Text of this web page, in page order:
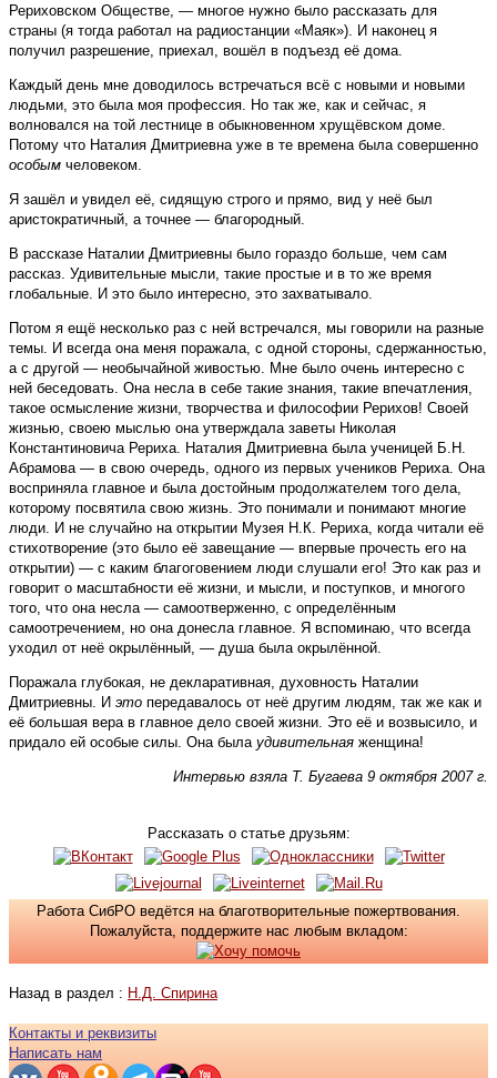
Рериховском Обществе, — многое нужно было рассказать для
страны (я тогда работал на радиостанции «Маяк»). И наконец я
получил разрешение, приехал, вошёл в подъезд её дома.
Каждый день мне доводилось встречаться всё с новыми и новыми
людьми, это была моя профессия. Но так же, как и сейчас, я
волновался на той лестнице в обыкновенном хрущёвском доме.
Потому что Наталия Дмитриевна уже в те времена была совершенно
особым человеком.
Я зашёл и увидел её, сидящую строго и прямо, вид у неё был
аристократичный, а точнее — благородный.
В рассказе Наталии Дмитриевны было гораздо больше, чем сам
рассказ. Удивительные мысли, такие простые и в то же время
глобальные. И это было интересно, это захватывало.
Потом я ещё несколько раз с ней встречался, мы говорили на разные
темы. И всегда она меня поражала, с одной стороны, сдержанностью,
а с другой — необычайной живостью. Мне было очень интересно с
ней беседовать. Она несла в себе такие знания, такие впечатления,
такое осмысление жизни, творчества и философии Рерихов! Своей
жизнью, своею мыслью она утверждала заветы Николая
Константиновича Рериха. Наталия Дмитриевна была ученицей Б.Н.
Абрамова — в свою очередь, одного из первых учеников Рериха. Она
восприняла главное и была достойным продолжателем того дела,
которому посвятила свою жизнь. Это понимали и понимают многие
люди. И не случайно на открытии Музея Н.К. Рериха, когда читали её
стихотворение (это было её завещание — впервые прочесть его на
открытии) — с каким благоговением люди слушали его! Это как раз и
говорит о масштабности её жизни, и мысли, и поступков, и многого
того, что она несла — самоотверженно, с определённым
самоотречением, но она донесла главное. Я вспоминаю, что всегда
уходил от неё окрылённый, — душа была окрылённой.
Поражала глубокая, не декларативная, духовность Наталии
Дмитриевны. И это передавалось от неё другим людям, так же как и
её большая вера в главное дело своей жизни. Это её и возвысило, и
придало ей особые силы. Она была удивительная женщина!
Интервью взяла Т. Бугаева 9 октября 2007 г.
Рассказать о статье друзьям:
Работа СибРО ведётся на благотворительные пожертвования.
Пожалуйста, поддержите нас любым вкладом:
Назад в раздел : Н.Д. Спирина
Контакты и реквизиты
Написать нам